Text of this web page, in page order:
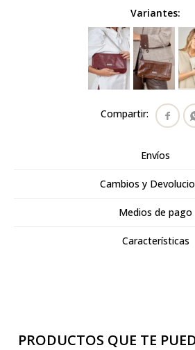
Variantes:

Envíos
Cambios y
Medios de pago
Características
PRODUCTOS QUE TE